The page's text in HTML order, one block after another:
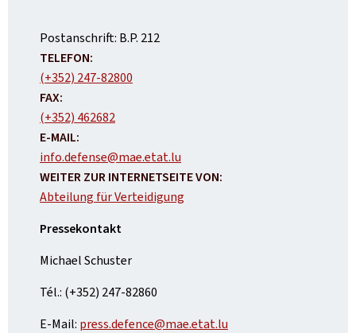
Postanschrift: B.P. 212
TELEFON:
(+352) 247-82800
FAX:
(+352) 462682
E-MAIL:
info.defense@mae.etat.lu
WEITER ZUR INTERNETSEITE VON:
Abteilung für Verteidigung
Pressekontakt
Michael Schuster
Tél.: (+352) 247-82860
E-Mail: press.defence@mae.etat.lu